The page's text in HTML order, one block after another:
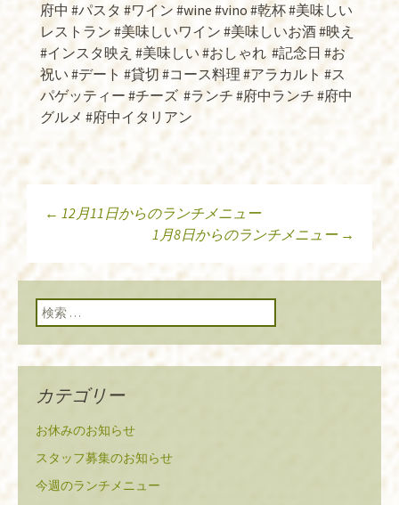
府中 #パスタ #ワイン #wine #vino #乾杯 #美味しい
レストラン #美味しいワイン #美味しいお酒 #映え
#インスタ映え #美味しい #おしゃれ #記念日 #お
祝い #デート #貸切 #コース料理 #アラカルト #ス
パゲッティー #チーズ #ランチ #府中ランチ #府中
グルメ #府中イタリアン
投稿ナビゲーショ
ン
← 12月11日からのランチメニュー
1月8日からのランチメニュー →
検索:
カテゴリー
お休みのお知らせ
スタッフ募集のお知らせ
今週のランチメニュー